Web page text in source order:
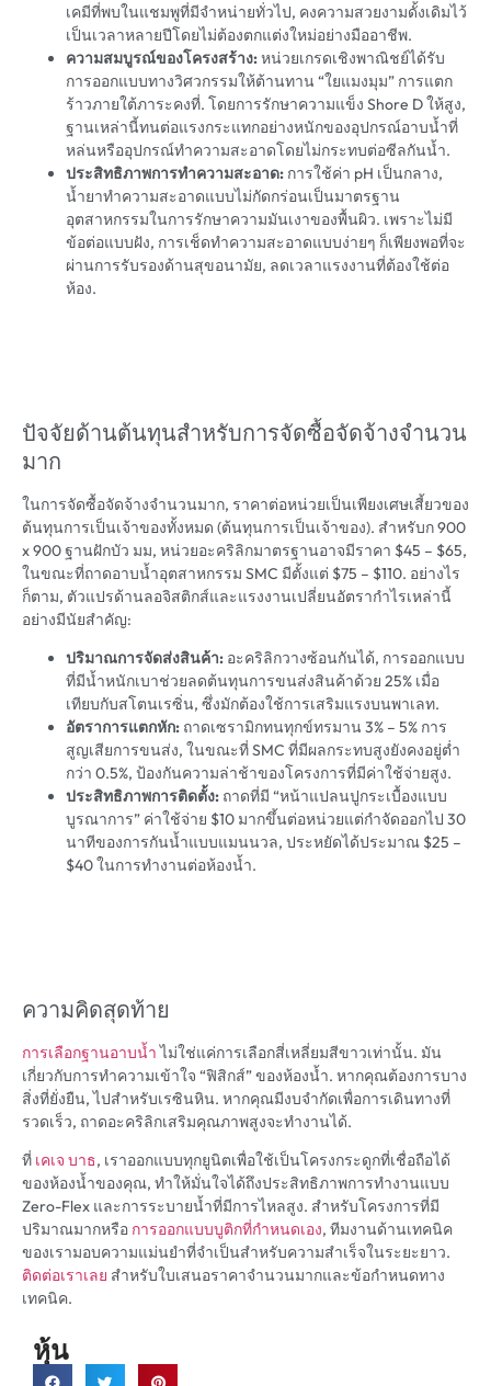
เคมีที่พบในแชมพูที่มีจำหน่ายทั่วไป, คงความสวยงามดั้งเดิมไว้
เป็นเวลาหลายปีโดยไม่ต้องตกแต่งใหม่อย่างมืออาชีพ.
ความสมบูรณ์ของโครงสร้าง:หน่วยเกรดเชิงพาณิชย์ได้รับ
การออกแบบทางวิศวกรรมให้ต้านทาน “ใยแมงมุม” การแตก
ร้าวภายใต้ภาระคงที่. โดยการรักษาความแข็ง Shore D ให้สูง,
ฐานเหล่านี้ทนต่อแรงกระแทกอย่างหนักของอุปกรณ์อาบน้ำที่
หล่นหรืออุปกรณ์ทำความสะอาดโดยไม่กระทบต่อซีลกันน้ำ.
ประสิทธิภาพการทำความสะอาด: การใช้ค่า pH เป็นกลาง,
น้ำยาทำความสะอาดแบบไม่กัดกร่อนเป็นมาตรฐาน
อุตสาหกรรมในการรักษาความมันเงาของพื้นผิว. เพราะไม่มี
ข้อต่อแบบฝัง, การเช็ดทำความสะอาดแบบง่ายๆ ก็เพียงพอที่จะ
ผ่านการรับรองด้านสุขอนามัย, ลดเวลาแรงงานที่ต้องใช้ต่อ
ห้อง.
ปัจจัยด้านต้นทุนสำหรับการจัดซื้อจัดจ้างจำนวน
มาก
ในการจัดซื้อจัดจ้างจำนวนมาก, ราคาต่อหน่วยเป็นเพียงเศษเสี้ยวของ
ต้นทุนการเป็นเจ้าของทั้งหมด (ต้นทุนการเป็นเจ้าของ). สำหรับก 900
x 900 ฐานฝักบัว มม, หน่วยอะคริลิกมาตรฐานอาจมีราคา $45 – $65,
ในขณะที่ถาดอาบน้ำอุตสาหกรรม SMC มีตั้งแต่ $75 – $110. อย่างไร
ก็ตาม, ตัวแปรด้านลอจิสติกส์และแรงงานเปลี่ยนอัตรากำไรเหล่านี้
อย่างมีนัยสำคัญ:
ปริมาณการจัดส่งสินค้า: อะคริลิกวางซ้อนกันได้, การออกแบบ
ที่มีน้ำหนักเบาช่วยลดต้นทุนการขนส่งสินค้าด้วย 25% เมื่อ
เทียบกับสโตนเรซิ่น, ซึ่งมักต้องใช้การเสริมแรงบนพาเลท.
อัตราการแตกหัก: ถาดเซรามิกทนทุกข์ทรมาน 3% – 5% การ
สูญเสียการขนส่ง, ในขณะที่ SMC ที่มีผลกระทบสูงยังคงอยู่ต่ำ
กว่า 0.5%, ป้องกันความล่าช้าของโครงการที่มีค่าใช้จ่ายสูง.
ประสิทธิภาพการติดตั้ง: ถาดที่มี “หน้าแปลนปูกระเบื้องแบบ
บูรณาการ” ค่าใช้จ่าย $10 มากขึ้นต่อหน่วยแต่กำจัดออกไป 30
นาทีของการกันน้ำแบบแมนนวล, ประหยัดได้ประมาณ $25 –
$40 ในการทำงานต่อห้องน้ำ.
ความคิดสุดท้าย
การเลือกฐานอาบน้ำไม่ใช่แค่การเลือกสี่เหลี่ยมสีขาวเท่านั้น. มัน
เกี่ยวกับการทำความเข้าใจ “ฟิสิกส์” ของห้องน้ำ. หากคุณต้องการบาง
สิ่งที่ยั่งยืน, ไปสำหรับเรซินหิน. หากคุณมีงบจำกัดเพื่อการเดินทางที่
รวดเร็ว, ถาดอะคริลิกเสริมคุณภาพสูงจะทำงานได้.
ที่ เคเจ บาธ, เราออกแบบทุกยูนิตเพื่อใช้เป็นโครงกระดูกที่เชื่อถือได้
ของห้องน้ำของคุณ, ทำให้มั่นใจได้ถึงประสิทธิภาพการทำงานแบบ
Zero-Flex และการระบายน้ำที่มีการไหลสูง. สำหรับโครงการที่มี
ปริมาณมากหรือ การออกแบบบูติกที่กำหนดเอง, ทีมงานด้านเทคนิค
ของเรามอบความแม่นยำที่จำเป็นสำหรับความสำเร็จในระยะยาว.
ติดต่อเราเลย สำหรับใบเสนอราคาจำนวนมากและข้อกำหนดทาง
เทคนิค.
หุ้น